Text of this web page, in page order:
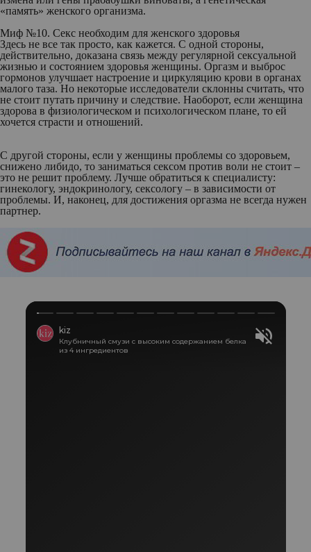
«память» женского организма.
Миф №10. Секс необходим для женского здоровья
Здесь не все так просто, как кажется. С одной стороны,
действительно, доказана связь между регулярной сексуальной
жизнью и состоянием здоровья женщины. Оргазм и выброс
гормонов улучшает настроение и циркуляцию крови в органах
малого таза. Но некоторые исследователи склонны считать, что
не стоит путать причину и следствие. Наоборот, если женщина
здорова в физиологическом и психологическом плане, то ей
хочется страсти и отношений.
С другой стороны, если у женщины проблемы со здоровьем,
снижено либидо, то заниматься сексом против воли не стоит –
это не решит проблему. Лучше обратиться к специалисту:
гинекологу, эндокринологу, сексологу – в зависимости от
проблемы. И, наконец, для достижения оргазма не всегда нужен
партнер.